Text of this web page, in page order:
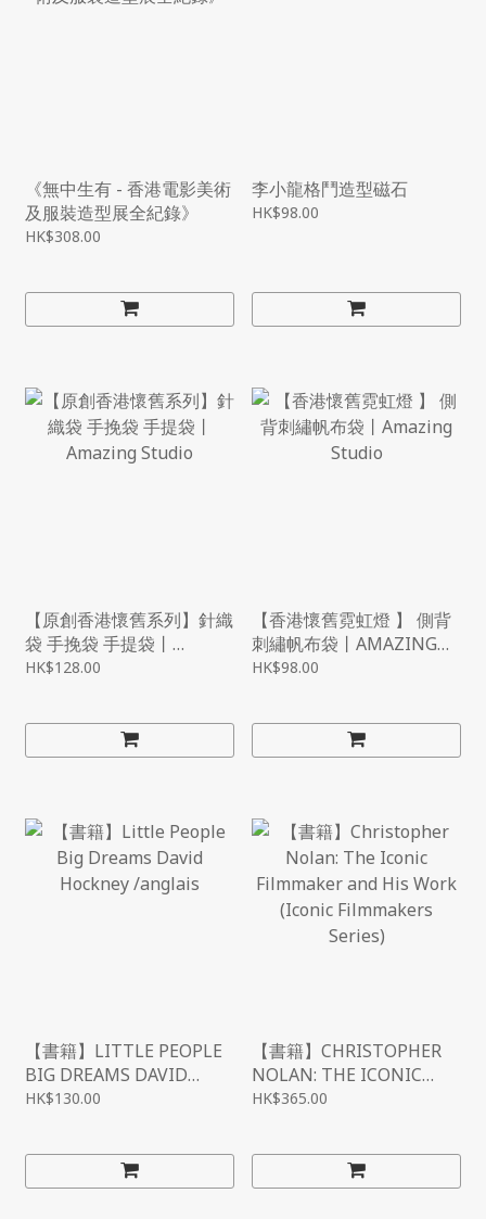
《無中生有 - 香港電影美術
及服裝造型展全紀錄》
HK$308.00
李小龍格鬥造型磁石
HK$98.00
【原創香港懷舊系列】針織
袋 手挽袋 手提袋丨
AMAZING STUDIO
HK$128.00
【香港懷舊霓虹燈 】 側背
刺繡帆布袋丨AMAZING
STUDIO
HK$98.00
【書籍】LITTLE PEOPLE
BIG DREAMS DAVID
HOCKNEY /ANGLAIS
HK$130.00
【書籍】CHRISTOPHER
NOLAN: THE ICONIC
FILMMAKER AND HIS
HK$365.00